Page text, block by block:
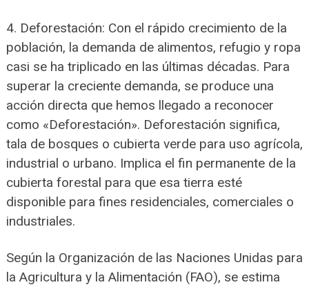
4. Deforestación: Con el rápido crecimiento de la
población, la demanda de alimentos, refugio y ropa
casi se ha triplicado en las últimas décadas. Para
superar la creciente demanda, se produce una
acción directa que hemos llegado a reconocer
como «Deforestación». Deforestación significa,
tala de bosques o cubierta verde para uso agrícola,
industrial o urbano. Implica el fin permanente de la
cubierta forestal para que esa tierra esté
disponible para fines residenciales, comerciales o
industriales.
Según la Organización de las Naciones Unidas para
la Agricultura y la Alimentación (FAO), se estima